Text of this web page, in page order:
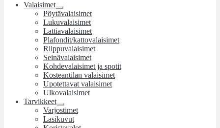
Valaisimet
Laajenna
alemman
tason
valikko
Pöytävalaisimet
Lukuvalaisimet
Lattiavalaisimet
Plafondit/kattovalaisimet
Riippuvalaisimet
Seinävalaisimet
Kohdevalaisimet ja spotit
Kosteantilan valaisimet
Upotettavat valaisimet
Ulkovalaisimet
Tarvikkeet
Laajenna
alemman
tason
Varjostimet
Lasikuvut